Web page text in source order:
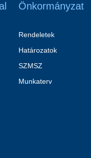
Önkormányzat
Rendeletek
Határozatok
SZMSZ
Munkaterv